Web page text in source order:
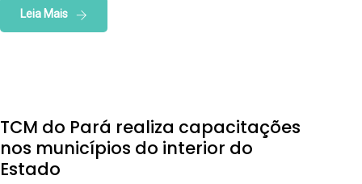
Leia Mais
TCM do Pará realiza capacitações
nos municípios do interior do
Estado